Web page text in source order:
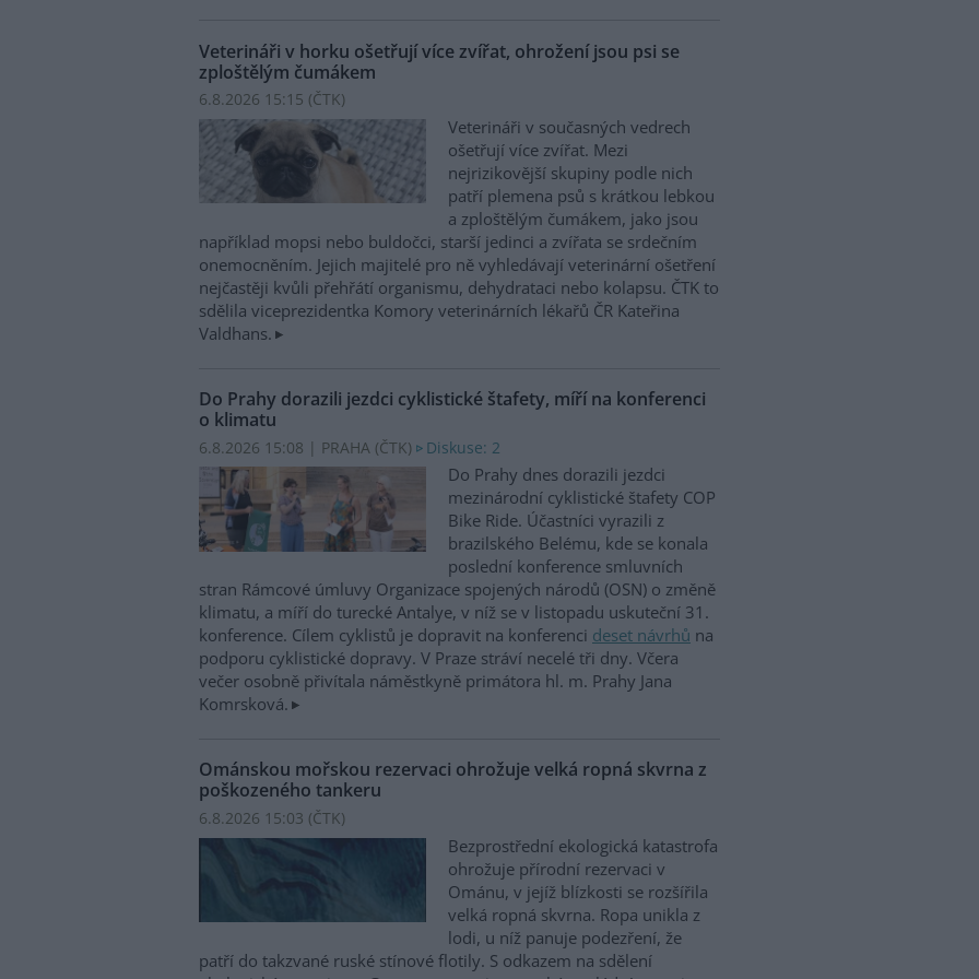
Veterináři v horku ošetřují více zvířat, ohrožení jsou psi se
zploštělým čumákem
6.8.2026 15:15 (ČTK)
Veterináři v současných vedrech
ošetřují více zvířat. Mezi
nejrizikovější skupiny podle nich
patří plemena psů s krátkou lebkou
a zploštělým čumákem, jako jsou
například mopsi nebo buldočci, starší jedinci a zvířata se srdečním
onemocněním. Jejich majitelé pro ně vyhledávají veterinární ošetření
nejčastěji kvůli přehřátí organismu, dehydrataci nebo kolapsu. ČTK to
sdělila viceprezidentka Komory veterinárních lékařů ČR Kateřina
Valdhans.
Do Prahy dorazili jezdci cyklistické štafety, míří na konferenci
o klimatu
6.8.2026 15:08 | PRAHA (ČTK) Diskuse: 2
Do Prahy dnes dorazili jezdci
mezinárodní cyklistické štafety COP
Bike Ride. Účastníci vyrazili z
brazilského Belému, kde se konala
poslední konference smluvních
stran Rámcové úmluvy Organizace spojených národů (OSN) o změně
klimatu, a míří do turecké Antalye, v níž se v listopadu uskuteční 31.
konference. Cílem cyklistů je dopravit na konferenci deset návrhů na
podporu cyklistické dopravy. V Praze stráví necelé tři dny. Včera
večer osobně přivítala náměstkyně primátora hl. m. Prahy Jana
Komrsková.
Ománskou mořskou rezervaci ohrožuje velká ropná skvrna z
poškozeného tankeru
6.8.2026 15:03 (ČTK)
Bezprostřední ekologická katastrofa
ohrožuje přírodní rezervaci v
Ománu, v jejíž blízkosti se rozšířila
velká ropná skvrna. Ropa unikla z
lodi, u níž panuje podezření, že
patří do takzvané ruské stínové flotily. S odkazem na sdělení